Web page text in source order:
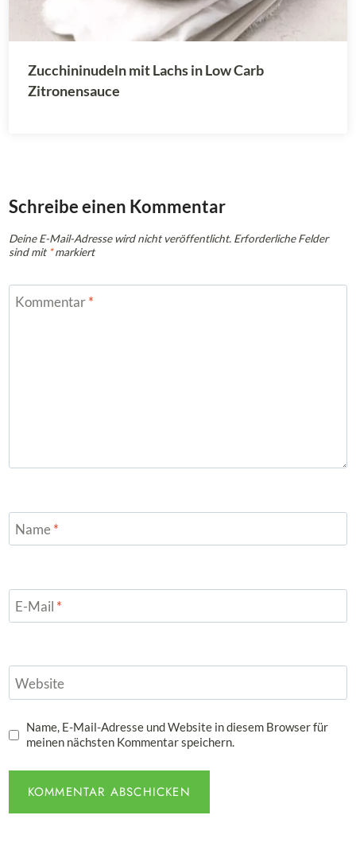
Zucchininudeln mit Lachs in Low Carb
Zitronensauce
Schreibe einen Kommentar
Deine E-Mail-Adresse wird nicht veröffentlicht. Erforderliche Felder
sind mit*markiert
Kommentar*
Name*
E-Mail *
Website
Name, E-Mail-Adresse und Website in diesem Browser für
meinen nächsten Kommentar speichern.